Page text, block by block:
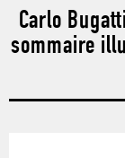
Carlo
sommaire